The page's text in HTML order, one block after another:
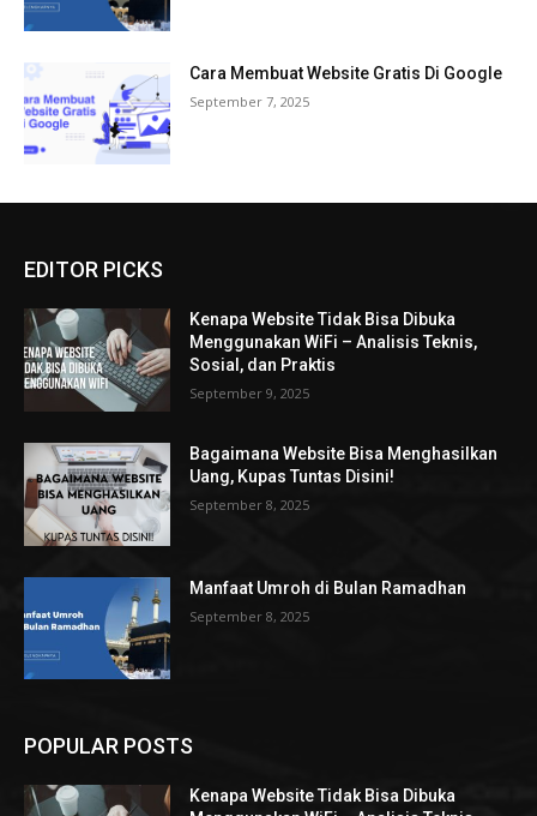
Cara Membuat Website Gratis Di Google
September 7, 2025
EDITOR PICKS
Kenapa Website Tidak Bisa Dibuka
Menggunakan WiFi – Analisis Teknis,
Sosial, dan Praktis
September 9, 2025
Bagaimana Website Bisa Menghasilkan
Uang, Kupas Tuntas Disini!
September 8, 2025
Manfaat Umroh di Bulan Ramadhan
September 8, 2025
POPULAR POSTS
Kenapa Website Tidak Bisa Dibuka